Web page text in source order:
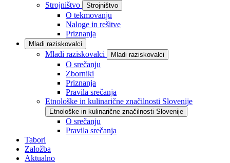
Strojništvo
Strojništvo
O tekmovanju
Naloge in rešitve
Priznanja
Mladi raziskovalci
Mladi raziskovalci Mladi raziskovalci
O srečanju
Zborniki
Priznanja
Pravila srečanja
Etnološke in kulinarične značilnosti Slovenije
Etnološke in kulinarične značilnosti Slovenije
O srečanju
Pravila srečanja
Tabori
Založba
Aktualno